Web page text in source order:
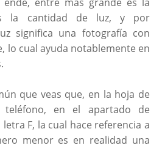
la cantidad de luz, y por
significa una fotografía con
lo cual ayuda notablemente en
que veas que, en la hoja de
teléfono, en el apartado de
F, la cual hace referencia a
menor es en realidad una